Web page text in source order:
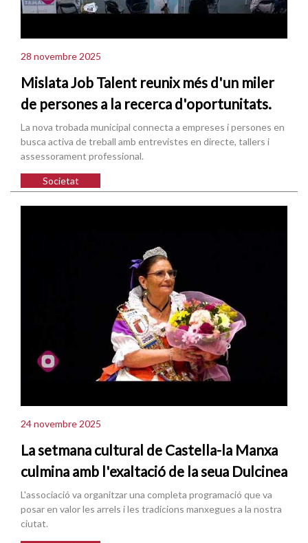
28 novembre 2025
Mislata Job Talent reunix més d'un miler
de persones a la recerca d'oportunitats.
La nova trobada municipal connecta a empreses i persones en
busca activa de treball amb entrevistes en directe, tallers i
assessorament professional.
Societat
24 novembre 2025
La setmana cultural de Castella-la Manxa
culmina amb l'exaltació de la seua Dulcinea
L'associació va organitzar una completa programació que va
posar en valor les arrels i les tradicions manxegues a la nostra
ciutat.